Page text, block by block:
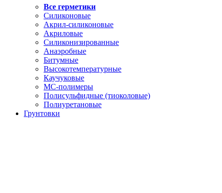
Все герметики
Силиконовые
Акрил-силиконовые
Акриловые
Силиконизированные
Анаэробные
Битумные
Высокотемпературные
Каучуковые
МС-полимеры
Полисульфидные (тиоколовые)
Полиуретановые
Грунтовки